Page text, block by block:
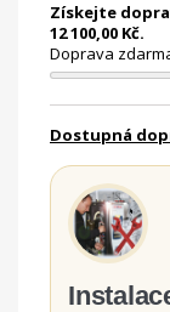
Získejte
12 100,00 Kč.
Doprava
Dostupná